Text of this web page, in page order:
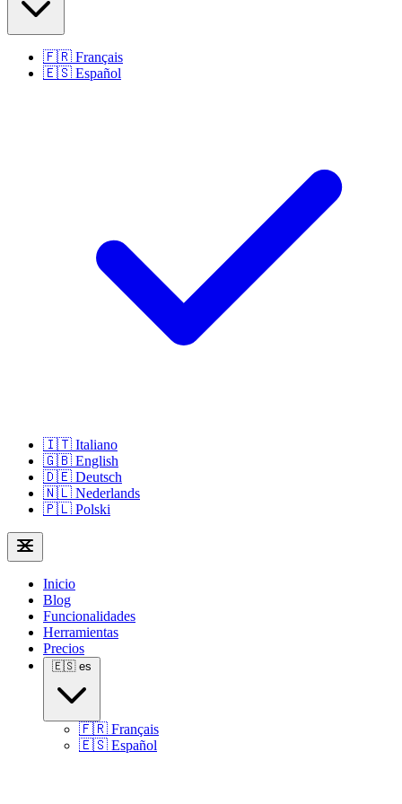
🇫🇷 Français
🇪🇸 Español
🇮🇹 Italiano
🇬🇧 English
🇩🇪 Deutsch
🇳🇱 Nederlands
🇵🇱 Polski
Inicio
Blog
Funcionalidades
Herramientas
Precios
🇪🇸 es
🇫🇷 Français
🇪🇸 Español